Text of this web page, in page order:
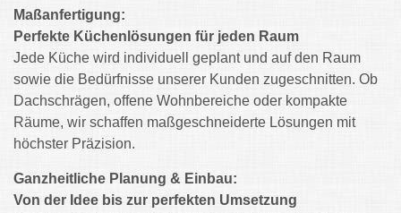
Maßanfertigung:
Perfekte Küchenlösungen für jeden Raum
Jede Küche wird individuell geplant und auf den Raum
sowie die Bedürfnisse unserer Kunden zugeschnitten. Ob
Dachschrägen, offene Wohnbereiche oder kompakte
Räume, wir schaffen maßgeschneiderte Lösungen mit
höchster Präzision.
Ganzheitliche Planung & Einbau:
Von der Idee bis zur perfekten Umsetzung